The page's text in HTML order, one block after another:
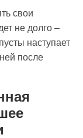
свои
не долго –
наступает
после